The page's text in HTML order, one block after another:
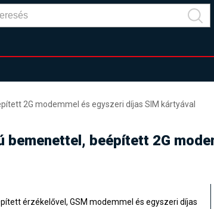
2G modemmel és egyszeri díjas SIM kártyával
beépített 2G
érzékelővel, GSM modemmel és egyszeri díjas